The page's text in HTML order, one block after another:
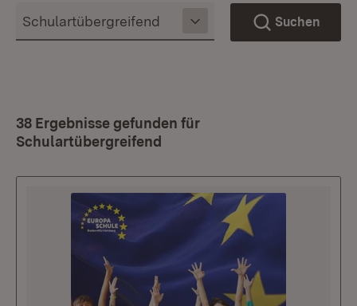
Suchen
38 Ergebnisse gefunden für
Schulartübergreifend